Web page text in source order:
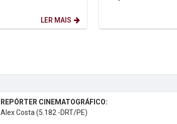
LER MAIS
REPÓRTER CINEMATOGRÁFICO:
Alex Costa (5.182 -DRT/PE)